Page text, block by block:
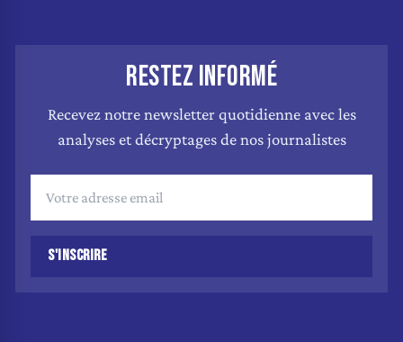
RESTEZ INFORMÉ
Recevez notre newsletter quotidienne avec les
analyses et décryptages de nos journalistes
S'INSCRIRE